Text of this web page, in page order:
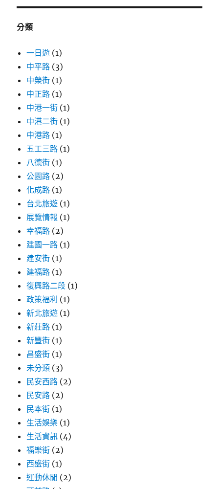
鍵
分類
一日遊 (1)
中平路 (3)
中榮街 (1)
中正路 (1)
中港一街 (1)
中港二街 (1)
中港路 (1)
五工三路 (1)
八德街 (1)
公園路 (2)
化成路 (1)
台北旅遊 (1)
展覽情報 (1)
幸福路 (2)
建國一路 (1)
建安街 (1)
建福路 (1)
復興路二段 (1)
政策福利 (1)
新北旅遊 (1)
新莊路 (1)
新豐街 (1)
昌盛街 (1)
未分類 (3)
民安西路 (2)
民安路 (2)
民本街 (1)
生活娛樂 (1)
生活資訊 (4)
福樂街 (2)
西盛街 (1)
運動休閒 (2)